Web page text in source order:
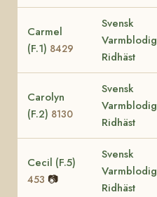
Carmel
(F.1) 8429
Svensk
Varmblodig
Ridhäst
Carolyn
(F.2) 8130
Svensk
Varmblodig
Ridhäst
Cecil (F.5)
453 📷
Svensk
Varmblodig
Ridhäst